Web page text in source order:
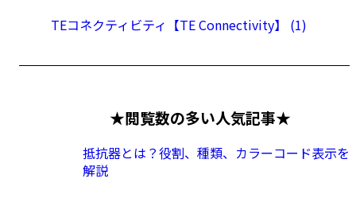
TEコネクティビティ【TE Connectivity】 (1)
★閲覧数の多い人気記事★
抵抗器とは？役割、種類、カラーコード表示を
解説